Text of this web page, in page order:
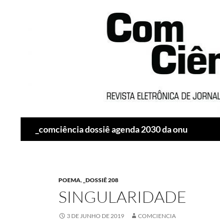
_comciência dossiê agenda 2030 da onu
POEMA, _DOSSIÊ 208
SINGULARIDADE
3 DE JUNHO DE 2019 COMCIENCIA